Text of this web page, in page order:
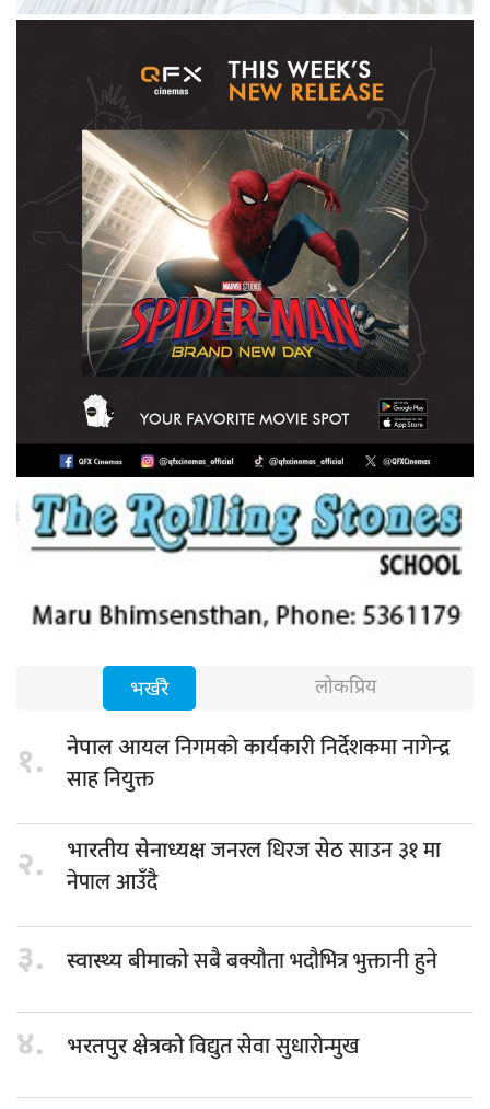
भर्खरै लोकप्रिय
१. नेपाल आयलनिगमको कार्यकारी निर्देशकमा नागेन्द्र
साह नियुक्त
२. भारतीय सेनाध्यक्षजनरल धिरज सेठ साउन ३१ मा
नेपाल आउँदै
३. स्वास्थ्य बीमाकोसबै बक्यौता भदौभित्र भुक्तानी हुने
४. भरतपुर क्षेत्रकोविद्युत सेवा सुधारोन्मुख